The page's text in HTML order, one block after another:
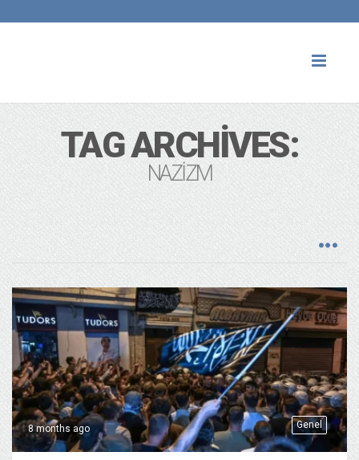
TAG ARCHIVES:
NAZIZM
Genel
8 months ago